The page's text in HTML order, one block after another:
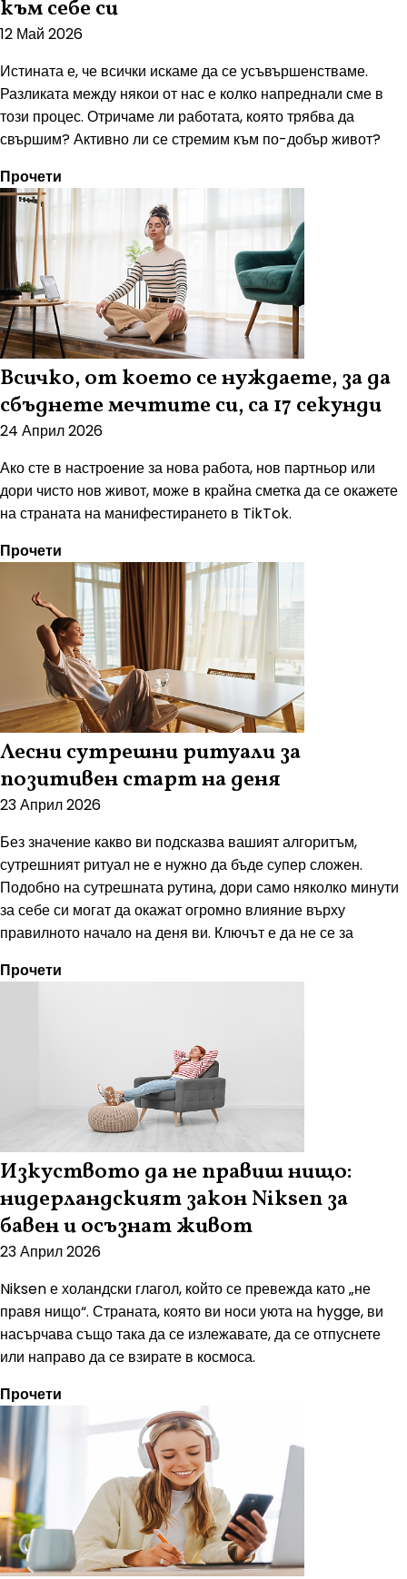
към себе си
12 Май 2026
Истината е, че всички искаме да се усъвършенстваме.
Разликата между някои от нас е колко напреднали сме в
този процес. Отричаме ли работата, която трябва да
свършим? Активно ли се стремим към по-добър живот?
Прочети
Всичко, от което се нуждаете, за да
сбъднете мечтите си, са 17 секунди
24 Април 2026
Ако сте в настроение за нова работа, нов партньор или
дори чисто нов живот, може в крайна сметка да се окажете
на страната на манифестирането в TikTok.
Прочети
Лесни сутрешни ритуали за
позитивен старт на деня
23 Април 2026
Без значение какво ви подсказва вашият алгоритъм,
сутрешният ритуал не е нужно да бъде супер сложен.
Подобно на сутрешната рутина, дори само няколко минути
за себе си могат да окажат огромно влияние върху
правилното начало на деня ви. Ключът е да не се за
Прочети
Изкуството да не правиш нищо:
нидерландският закон Niksen за
бавен и осъзнат живот
23 Април 2026
Niksen е холандски глагол, който се превежда като „не
правя нищо“. Страната, която ви носи уюта на hygge, ви
насърчава също така да се излежавате, да се отпуснете
или направо да се взирате в космоса.
Прочети